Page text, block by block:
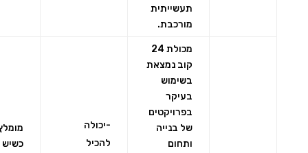
תעשייתית
מורכבת.
מכולת 24
קוב נמצאת
בשימוש
בעיקר
בפרויקטים
של בנייה
ותחום
-יכולה
להכיל
כשיש